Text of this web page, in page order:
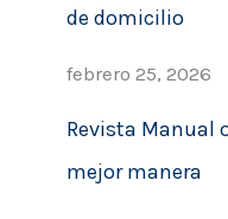
de domicilio
febrero 25, 2026
Revista Manual
mejor manera